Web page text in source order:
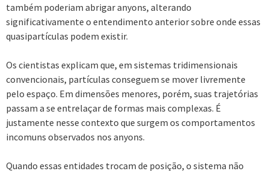
também poderiam abrigar anyons, alterando
significativamente o entendimento anterior sobre onde essas
quasipartículas podem existir.
Os cientistas explicam que, em sistemas tridimensionais
convencionais, partículas conseguem se mover livremente
pelo espaço. Em dimensões menores, porém, suas trajetórias
passam a se entrelaçar de formas mais complexas. É
justamente nesse contexto que surgem os comportamentos
incomuns observados nos anyons.
Quando essas entidades trocam de posição, o sistema não